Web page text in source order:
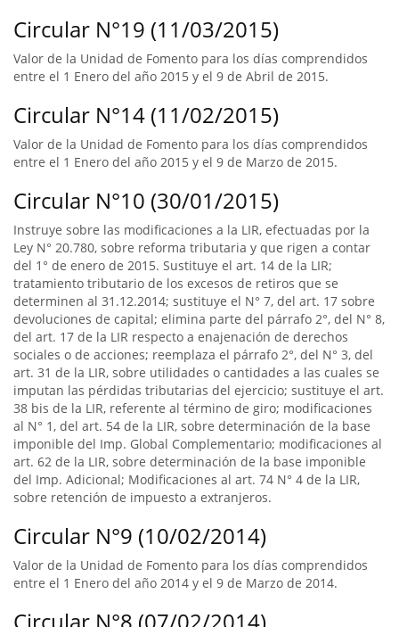
Circular N°19 (11/03/2015)
Valor de la Unidad de Fomento para los días comprendidos
entre el 1 Enero del año 2015 y el 9 de Abril de 2015.
Circular N°14 (11/02/2015)
Valor de la Unidad de Fomento para los días comprendidos
entre el 1 Enero del año 2015 y el 9 de Marzo de 2015.
Circular N°10 (30/01/2015)
Instruye sobre las modificaciones a la LIR, efectuadas por la
Ley N° 20.780, sobre reforma tributaria y que rigen a contar
del 1° de enero de 2015. Sustituye el art. 14 de la LIR;
tratamiento tributario de los excesos de retiros que se
determinen al 31.12.2014; sustituye el N° 7, del art. 17 sobre
devoluciones de capital; elimina parte del párrafo 2°, del N° 8,
del art. 17 de la LIR respecto a enajenación de derechos
sociales o de acciones; reemplaza el párrafo 2°, del N° 3, del
art. 31 de la LIR, sobre utilidades o cantidades a las cuales se
imputan las pérdidas tributarias del ejercicio; sustituye el art.
38 bis de la LIR, referente al término de giro; modificaciones
al N° 1, del art. 54 de la LIR, sobre determinación de la base
imponible del Imp. Global Complementario; modificaciones al
art. 62 de la LIR, sobre determinación de la base imponible
del Imp. Adicional; Modificaciones al art. 74 N° 4 de la LIR,
sobre retención de impuesto a extranjeros.
Circular N°9 (10/02/2014)
Valor de la Unidad de Fomento para los días comprendidos
entre el 1 Enero del año 2014 y el 9 de Marzo de 2014.